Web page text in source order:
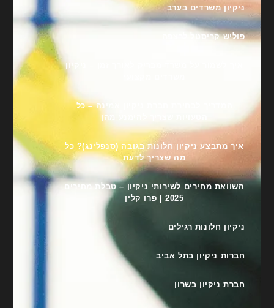
ניקיון משרדים בערב
פוליש קריסטל לרצפה
איך לשמור על משרד מבריק לאורך זמן – ניקיון
המדריך לבחירת חברת ניקיון אמינה – כל
הטעויות שצריך להימנע מהן
איך מתבצע ניקיון חלונות בגובה (סנפלינג)? כל
מה שצריך לדעת
השוואת מחירים לשירותי ניקיון – טבלת מחירים
2025 | פרו קלין
ניקיון חלונות רגילים
חברות ניקיון בתל אביב
חברת ניקיון בשרון